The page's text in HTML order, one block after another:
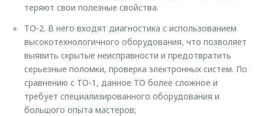
теряют свои полезные свойства.
ТО-2. В него входят диагностика с использованием
высокотехнологичного оборудования, что позволяет
выявить скрытые неисправности и предотвратить
серьезные поломки, проверка электронных систем. По
сравнению с ТО-1, данное ТО более сложное и
требует специализированного оборудования и
большого опыта мастеров;